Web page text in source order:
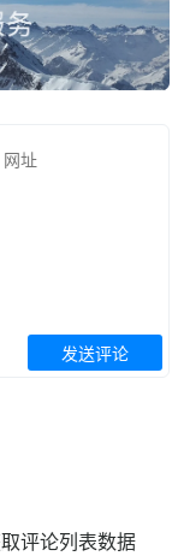
发送评论
评论列表数据